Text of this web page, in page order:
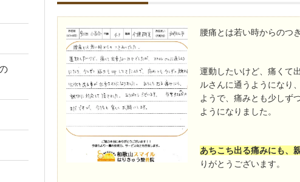
腰痛とは若い時からのつ
運動したいけど、痛くて
ルさんに通うようになり
ようで、痛みとも少しず
ようになりました。
あちこち出る痛みにも、
りがとうございます。